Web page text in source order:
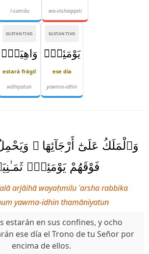
wa-inshaqqati
l-samāu
SUSTANTIVO
يَوْمَئِذٍۢ
ese día
yawma-idhin
SUSTANTIVO
وَاهِيَةٌۭ
estará frágil
wāhiyatun
وَٱلْمَلَكُ عَلَىٰٓ أَرْجَآئِهَا
فَوْقَهُمْ يَوْمَئِذٍۢ
arjāihā wayaḥmilu ʿarsha rabbika
yawma-idhin thamāniyatun
estarán en sus confines, y ocho
ese día el Trono de tu Señor por
encima de ellos.